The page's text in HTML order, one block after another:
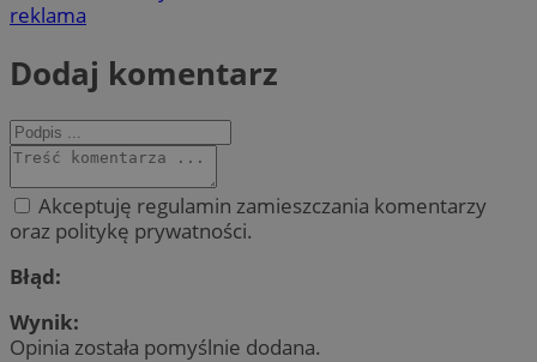
reklama
Dodaj komentarz
Akceptuję regulamin zamieszczania komentarzy
oraz politykę prywatności.
Błąd:
Wynik:
Opinia została pomyślnie dodana.